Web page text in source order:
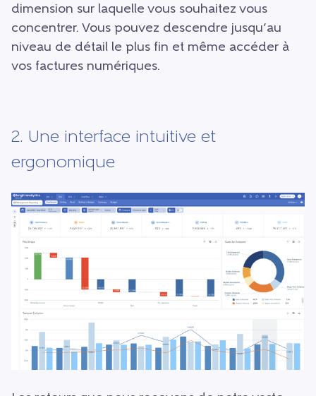
dimension sur laquelle vous souhaitez vous
concentrer. Vous pouvez descendre jusqu’au
niveau de détail le plus fin et même accéder à
vos factures numériques.
2. Une interface intuitive et
ergonomique